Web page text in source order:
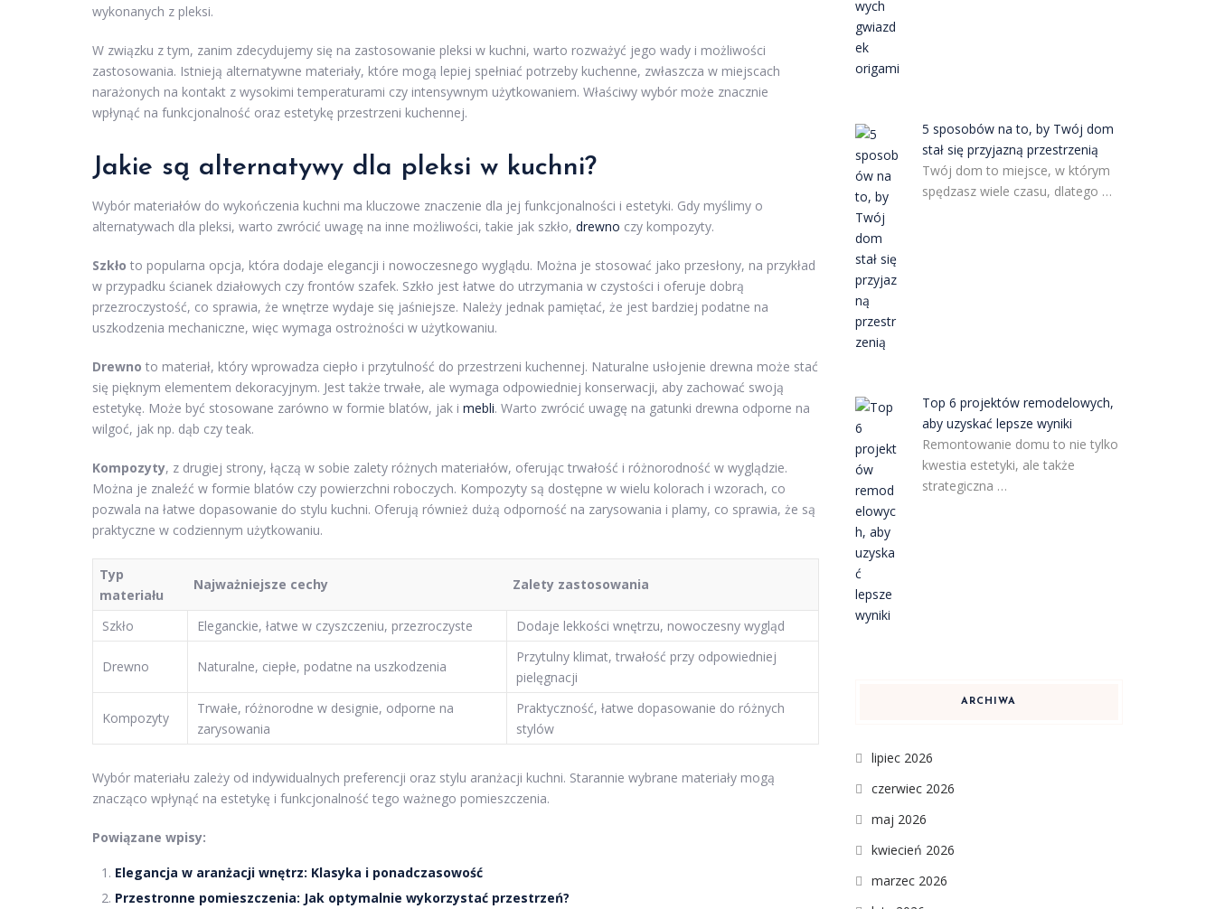
wykonanych z pleksi.
W związku z tym, zanim zdecydujemy się na zastosowanie pleksi w kuchni, warto rozważyć jego wady i możliwości
zastosowania. Istnieją alternatywne materiały, które mogą lepiej spełniać potrzeby kuchenne, zwłaszcza w miejscach
narażonych na kontakt z wysokimi temperaturami czy intensywnym użytkowaniem. Właściwy wybór może znacznie
wpłynąć na funkcjonalność oraz estetykę przestrzeni kuchennej.
Jakie są alternatywy dla pleksi w kuchni?
Wybór materiałów do wykończenia kuchni ma kluczowe znaczenie dla jej funkcjonalności i estetyki. Gdy myślimy o
alternatywach dla pleksi, warto zwrócić uwagę na inne możliwości, takie jak szkło, drewno czy kompozyty.
Szkło to popularna opcja, która dodaje elegancji i nowoczesnego wyglądu. Można je stosować jako przesłony, na przykład
w przypadku ścianek działowych czy frontów szafek. Szkło jest łatwe do utrzymania w czystości i oferuje dobrą
przezroczystość, co sprawia, że wnętrze wydaje się jaśniejsze. Należy jednak pamiętać, że jest bardziej podatne na
uszkodzenia mechaniczne, więc wymaga ostrożności w użytkowaniu.
Drewno to materiał, który wprowadza ciepło i przytulność do przestrzeni kuchennej. Naturalne usłojenie drewna może stać
się pięknym elementem dekoracyjnym. Jest także trwałe, ale wymaga odpowiedniej konserwacji, aby zachować swoją
estetykę. Może być stosowane zarówno w formie blatów, jak i mebli. Warto zwrócić uwagę na gatunki drewna odporne na
wilgoć, jak np. dąb czy teak.
Kompozyty, z drugiej strony, łączą w sobie zalety różnych materiałów, oferując trwałość i różnorodność w wyglądzie.
Można je znaleźć w formie blatów czy powierzchni roboczych. Kompozyty są dostępne w wielu kolorach i wzorach, co
pozwala na łatwe dopasowanie do stylu kuchni. Oferują również dużą odporność na zarysowania i plamy, co sprawia, że są
praktyczne w codziennym użytkowaniu.
Typ
materiału
Najważniejsze cechy Zalety zastosowania
Szkło Eleganckie, łatwe w czyszczeniu, przezroczyste Dodaje lekkości wnętrzu, nowoczesny wygląd
Drewno Naturalne, ciepłe, podatne na uszkodzenia
Przytulny klimat, trwałość przy odpowiedniej
pielęgnacji
Kompozyty
Trwałe, różnorodne w designie, odporne na
zarysowania
Praktyczność, łatwe dopasowanie do różnych
stylów
Wybór materiału zależy od indywidualnych preferencji oraz stylu aranżacji kuchni. Starannie wybrane materiały mogą
znacząco wpłynąć na estetykę i funkcjonalność tego ważnego pomieszczenia.
Powiązane wpisy:
Elegancja w aranżacji wnętrz: Klasyka i ponadczasowość
Przestronne pomieszczenia: Jak optymalnie wykorzystać przestrzeń?
5 sposobów na to, by Twój dom
stał się przyjazną przestrzenią
Twój dom to miejsce, w którym
spędzasz wiele czasu, dlatego …
Top 6 projektów remodelowych,
aby uzyskać lepsze wyniki
Remontowanie domu to nie tylko
kwestia estetyki, ale także
strategiczna …
ARCHIWA
lipiec 2026
czerwiec 2026
maj 2026
kwiecień 2026
marzec 2026